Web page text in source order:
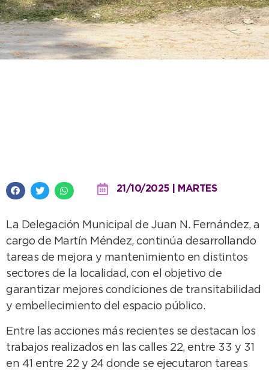
21/10/2025 | MARTES
La Delegación Municipal de Juan N. Fernández, a
cargo de Martín Méndez, continúa desarrollando
tareas de mejora y mantenimiento en distintos
sectores de la localidad, con el objetivo de
garantizar mejores condiciones de transitabilidad
y embellecimiento del espacio público.
Entre las acciones más recientes se destacan los
trabajos realizados en las calles 22, entre 33 y 31
en 41 entre 22 y 24 donde se ejecutaron tareas